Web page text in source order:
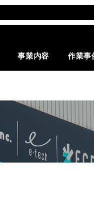
事業内容搬入据付組立工
製品保管
運送・運搬
冷媒フロン回
作業事